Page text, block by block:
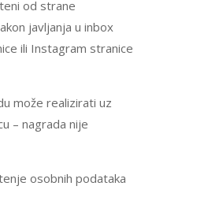
od strane
javljanja u inbox
ili Instagram stranice
može realizirati uz
– nagrada nije
osobnih podataka